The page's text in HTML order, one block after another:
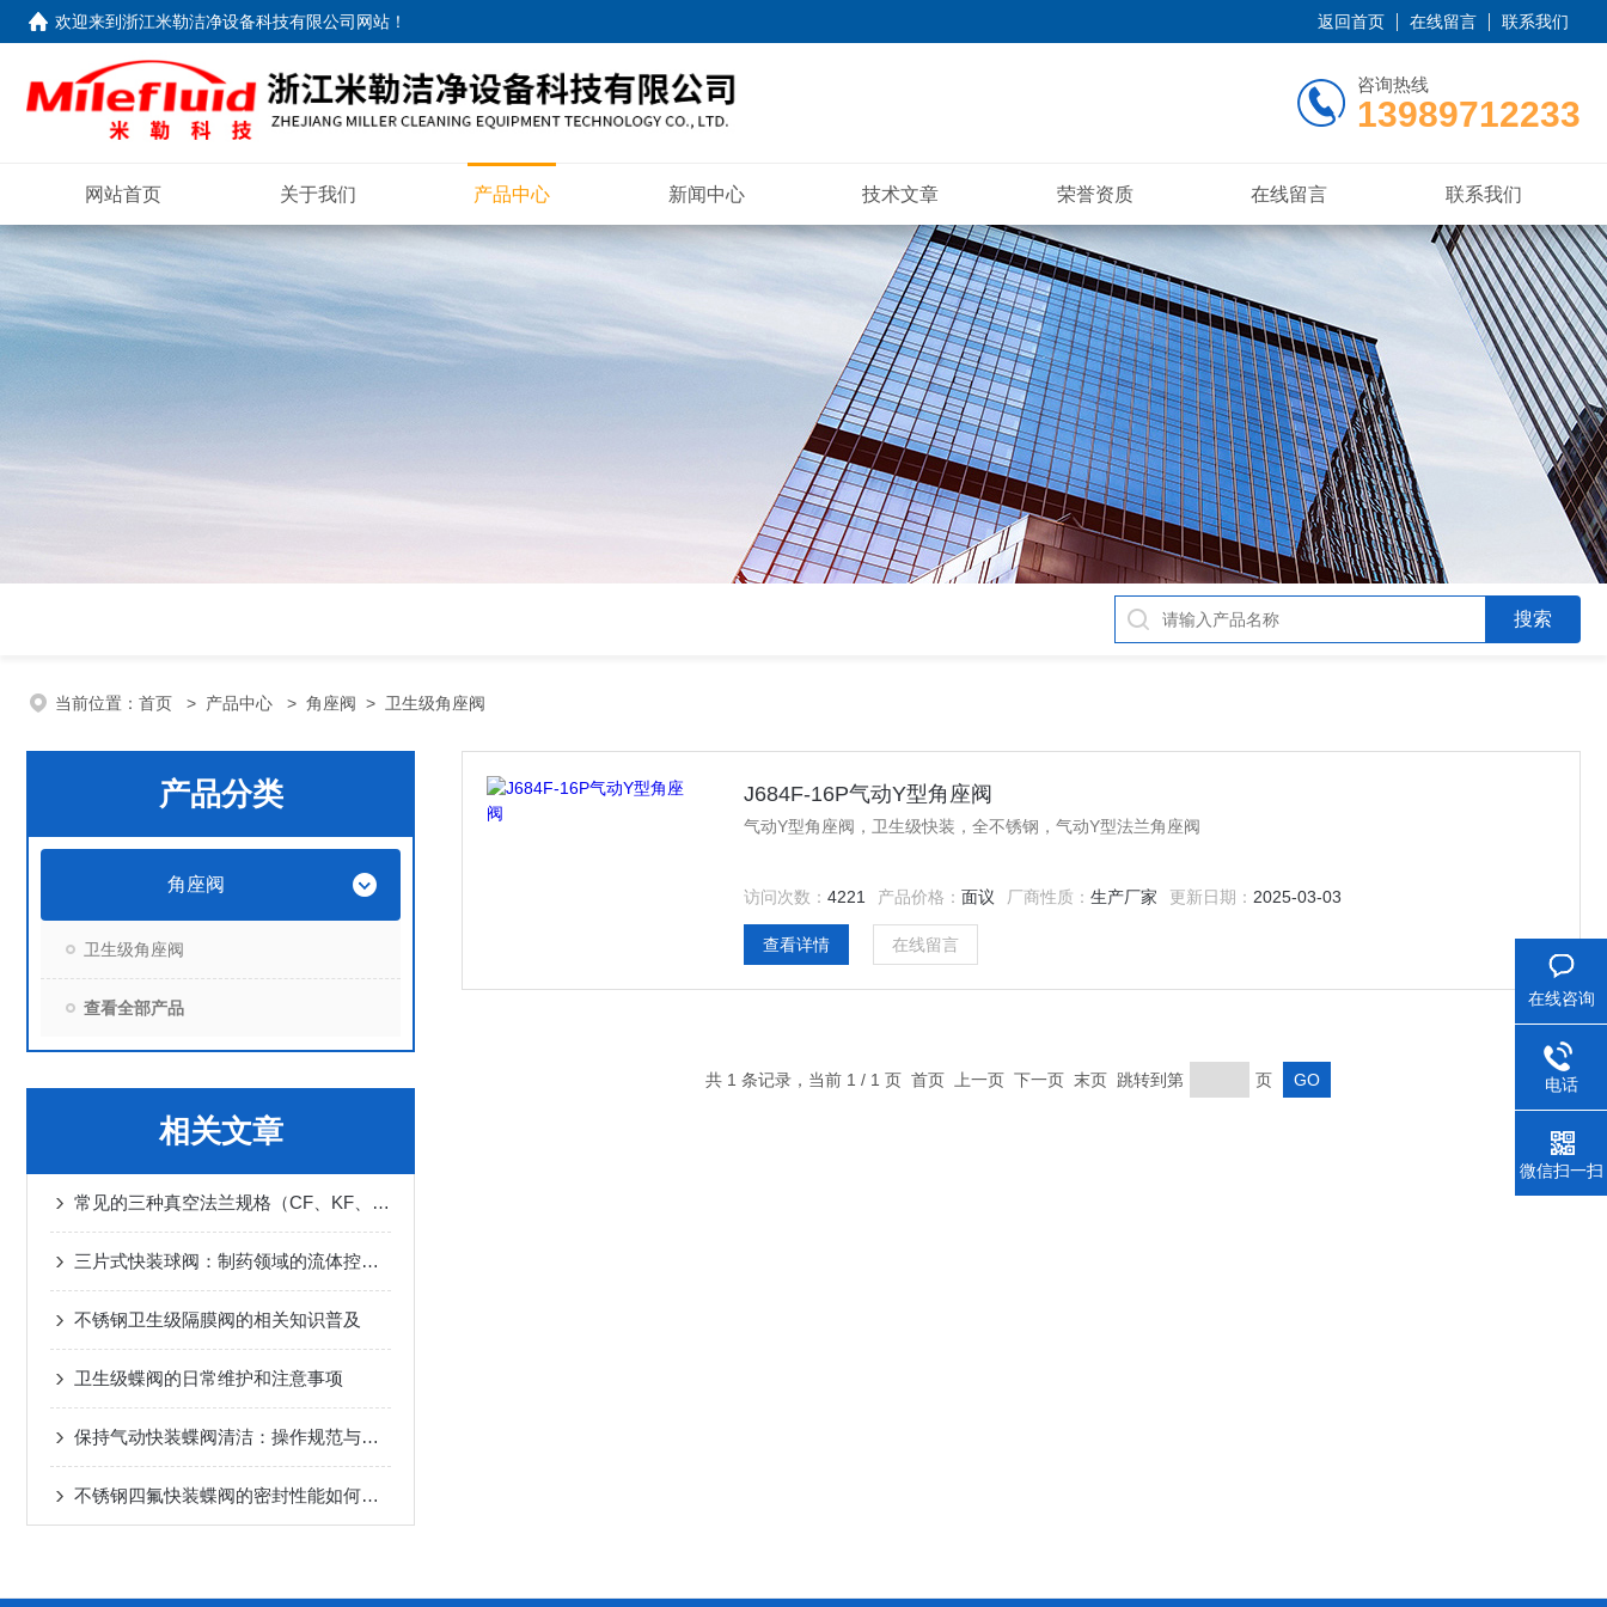
欢迎来到浙江米勒洁净设备科技有限公司网站 ！ 返回首页 在线留言 联系我们
咨询热线
13989712233
网站首页 关于我们 产品中心 新闻中心 技术文章 荣誉资质 在线留言 联系我们
当前位置： 首页 > 产品中心 > 角座阀 > 卫生级角座阀
产品分类
角座阀
卫生级角座阀
查看全部产品
相关文章
常见的三种真空法兰规格（CF、KF、ISO）区别
三片式快装球阀：制药领域的流体控制卫士
不锈钢卫生级隔膜阀的相关知识普及
卫生级蝶阀的日常维护和注意事项
保持气动快装蝶阀清洁：操作规范与注意事项
不锈钢四氟快装蝶阀的密封性能如何保证？
J684F-16P气动Y型角座阀
气动Y型角座阀，卫生级快装，全不锈钢，气动Y型法兰角座阀
访问次数： 4221 产品价格： 面议 厂商性质： 生产厂家 更新日期： 2025-03-03
查看详情 在线留言
共 1 条记录，当前 1 / 1 页 首页 上一页 下一页 末页 跳转到第 页
在线咨询
电话
微信扫一扫